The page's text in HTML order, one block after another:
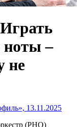
ноты –
не
13.11.2025
(РНО)